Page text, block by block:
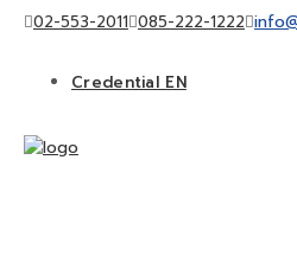
02-553-2011 085-222-1222
Credential EN